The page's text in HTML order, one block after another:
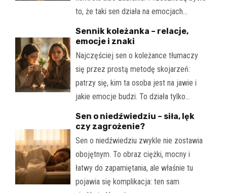
to, że taki sen działa na emocjach…
Sennik koleżanka – relacje,
emocje i znaki
Najczęściej sen o koleżance tłumaczy
się przez prostą metodę skojarzeń:
patrzy się, kim ta osoba jest na jawie i
jakie emocje budzi. To działa tylko…
Sen o niedźwiedziu – siła, lęk
czy zagrożenie?
Sen o niedźwiedziu zwykle nie zostawia
obojętnym. To obraz ciężki, mocny i
łatwy do zapamiętania, ale właśnie tu
pojawia się komplikacja: ten sam